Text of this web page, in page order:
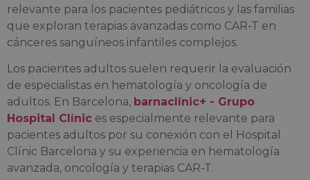
relevante para los pacientes pediátricos y las familias
que exploran terapias avanzadas como CAR-T en
cánceres sanguíneos infantiles complejos.
Los pacientes adultos suelen requerir la evaluación
de especialistas en hematología y oncología de
adultos. En Barcelona, barnaclínic+ - Grupo
Hospital Clínic es especialmente relevante para
pacientes adultos por su conexión con el Hospital
Clínic Barcelona y su experiencia en hematología
avanzada, oncología y terapias CAR-T.